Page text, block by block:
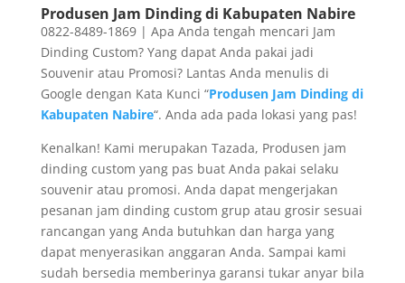
Produsen Jam Dinding di Kabupaten Nabire
0822-8489-1869 | Apa Anda tengah mencari Jam
Dinding Custom? Yang dapat Anda pakai jadi
Souvenir atau Promosi? Lantas Anda menulis di
Google dengan Kata Kunci “Produsen Jam Dinding di
Kabupaten Nabire“. Anda ada pada lokasi yang pas!
Kenalkan! Kami merupakan Tazada, Produsen jam
dinding custom yang pas buat Anda pakai selaku
souvenir atau promosi. Anda dapat mengerjakan
pesanan jam dinding custom grup atau grosir sesuai
rancangan yang Anda butuhkan dan harga yang
dapat menyerasikan anggaran Anda. Sampai kami
sudah bersedia memberinya garansi tukar anyar bila